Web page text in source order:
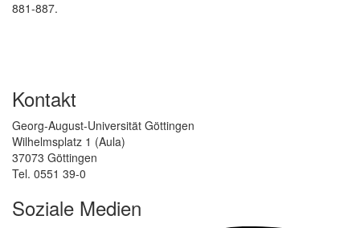
881-887.
Kontakt
Georg-August-Universität Göttingen
Wilhelmsplatz 1 (Aula)
37073 Göttingen
Tel. 0551 39-0
Soziale Medien